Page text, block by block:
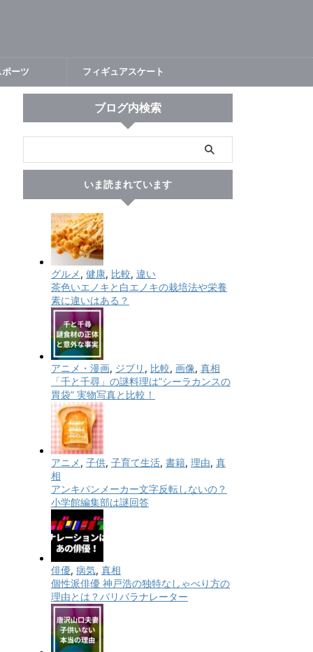
ポーツ フィギュアスケート
ブログ内検索
いま読まれています